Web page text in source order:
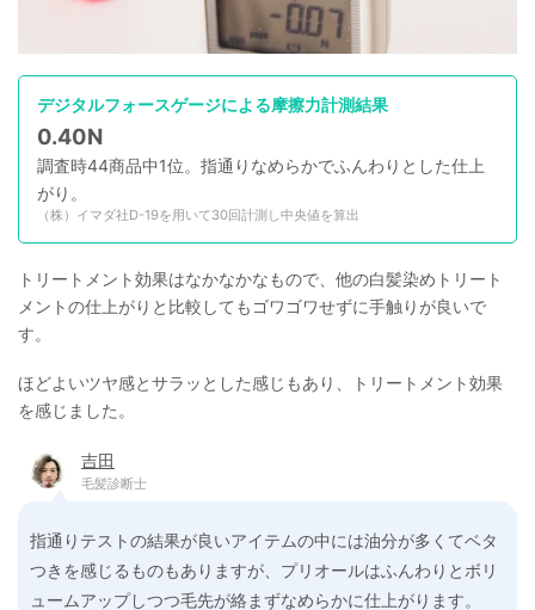
デジタルフォースゲージによる摩擦力計測結果
0.40N
調査時44商品中1位。指通りなめらかでふんわりとした仕上
がり。
（株）イマダ社D-19を用いて30回計測し中央値を算出
トリートメント効果はなかなかなもので、他の白髪染めトリート
メントの仕上がりと比較してもゴワゴワせずに手触りが良いで
す。
ほどよいツヤ感とサラッとした感じもあり、トリートメント効果
を感じました。
吉田
毛髪診断士
指通りテストの結果が良いアイテムの中には油分が多くてベタ
つきを感じるものもありますが、プリオールはふんわりとボリ
ュームアップしつつ毛先が絡まずなめらかに仕上がります。